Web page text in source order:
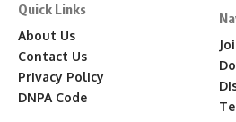
Quick Links
About Us
Contact Us
Privacy Policy
DNPA Code